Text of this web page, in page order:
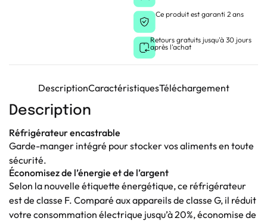
Ce produit est garanti 2 ans
Retours gratuits jusqu'à 30 jours
après l'achat
DescriptionCaractéristiquesTéléchargement
Description
Réfrigérateur encastrable
Garde-manger intégré pour stocker vos aliments en toute
sécurité.
Économisez de l’énergie et de l’argent
Selon la nouvelle étiquette énergétique, ce réfrigérateur
est de classe F. Comparé aux appareils de classe G, il réduit
votre consommation électrique jusqu’à 20%, économise de